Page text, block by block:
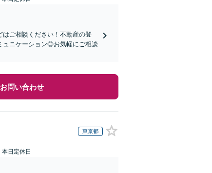
はご相談ください！不動産の登
ュニケーション◎お気軽にご相談
問い合わせ
東京都
日定休日